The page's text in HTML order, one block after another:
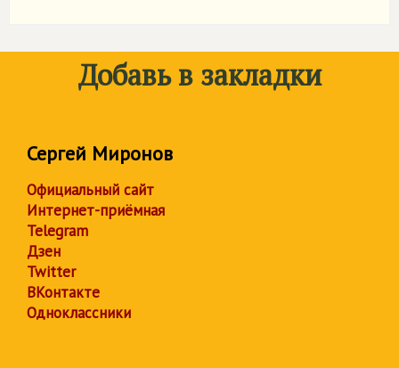
Добавь в закладки
Сергей Миронов
Официальный сайт
Интернет-приёмная
Telegram
Дзен
Twitter
ВКонтакте
Одноклассники